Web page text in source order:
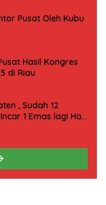
Pusat Oleh Kubu
Hasil Kongres
di Riau
, Sudah 12
1 Emas lagi Hari